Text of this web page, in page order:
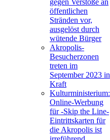
gegen Verstöße an
öffentlichen
Stränden vor,
ausgelöst durch
wütende Bürger
Akropolis-
Besucherzonen
treten im
September 2023 in
Kraft
Kulturministerium:
Online-Werbung
für -Skip the Line-
Eintrittskarten für
die Akropolis ist